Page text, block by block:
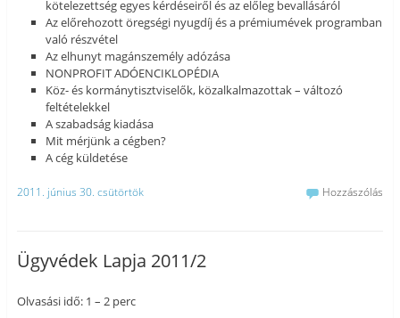
kötelezettség egyes kérdéseiről és az előleg bevallásáról
Az előrehozott öregségi nyugdíj és a prémiumévek programban
való részvétel
Az elhunyt magánszemély adózása
NONPROFIT ADÓENCIKLOPÉDIA
Köz- és kormánytisztviselők, közalkalmazottak – változó
feltételekkel
A szabadság kiadása
Mit mérjünk a cégben?
A cég küldetése
2011. június 30. csütörtök Hozzászólás
Ügyvédek Lapja 2011/2
Olvasási idő: 1 – 2 perc